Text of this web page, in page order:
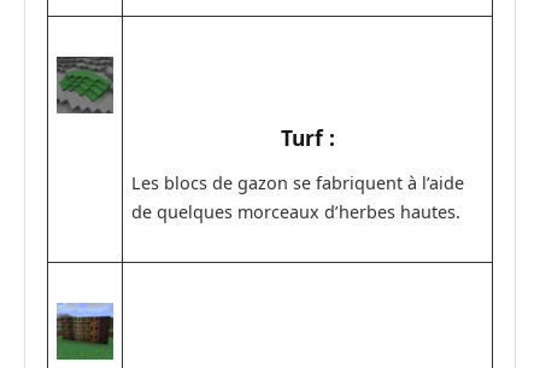
Turf :
Les blocs de gazon se fabriquent à l’aide
de quelques morceaux d’herbes hautes.